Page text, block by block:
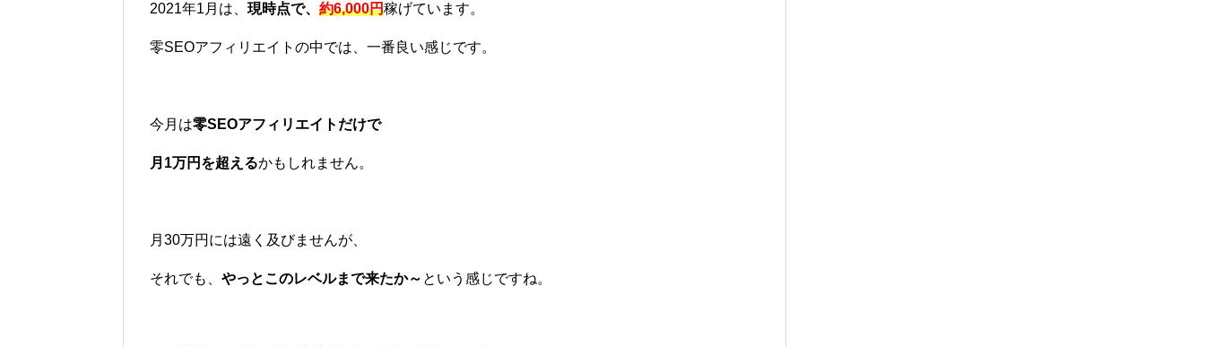
2021年1月は、 現時点で、 約6,000円稼げています。
零SEOアフィリエイトの中では、一番良い感じです。
今月は零SEOアフィリエイトだけで
月1万円を超えるかもしれません。
月30万円には遠く及びませんが、
それでも、 やっとこのレベルまで来たか～ という感じですね。